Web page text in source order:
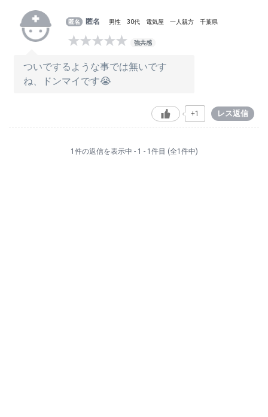
匿名 男性 30代 電気屋 一人親方 千葉県
★★★★★ 強共感
ついでするような事では無いです
ね、ドンマイです😭
+1 レス返信
1件の返信を表示中 - 1 - 1件目 (全1件中)